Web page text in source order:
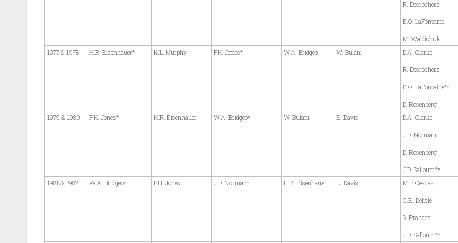
R. Desrochers
E.O. LaFontaine
M. Waldichuk
1977 & 1978
H.R. Eisenhauer* K.L. Murphy P.H. Jones* W.A. Bridgeo W. Bulani D.A. Clarke
R. Desrochers
E.O. LaFontaine**
D. Rosenberg
1979 & 1980
P.H. Jones* H.R. Eisenhauer W.A. Bridgeo* W. Bulani E. Davis D.A. Clarke
J.D. Norman
D. Rosenberg
J.D. Salloum**
1981 & 1982
W.A. Bridgeo* P.H. Jones J.D. Norman* H.R. Eisenhauer E. Davis M.P. Cescas
C.E. Delisle
S. Prahacs
J.D. Salloum**